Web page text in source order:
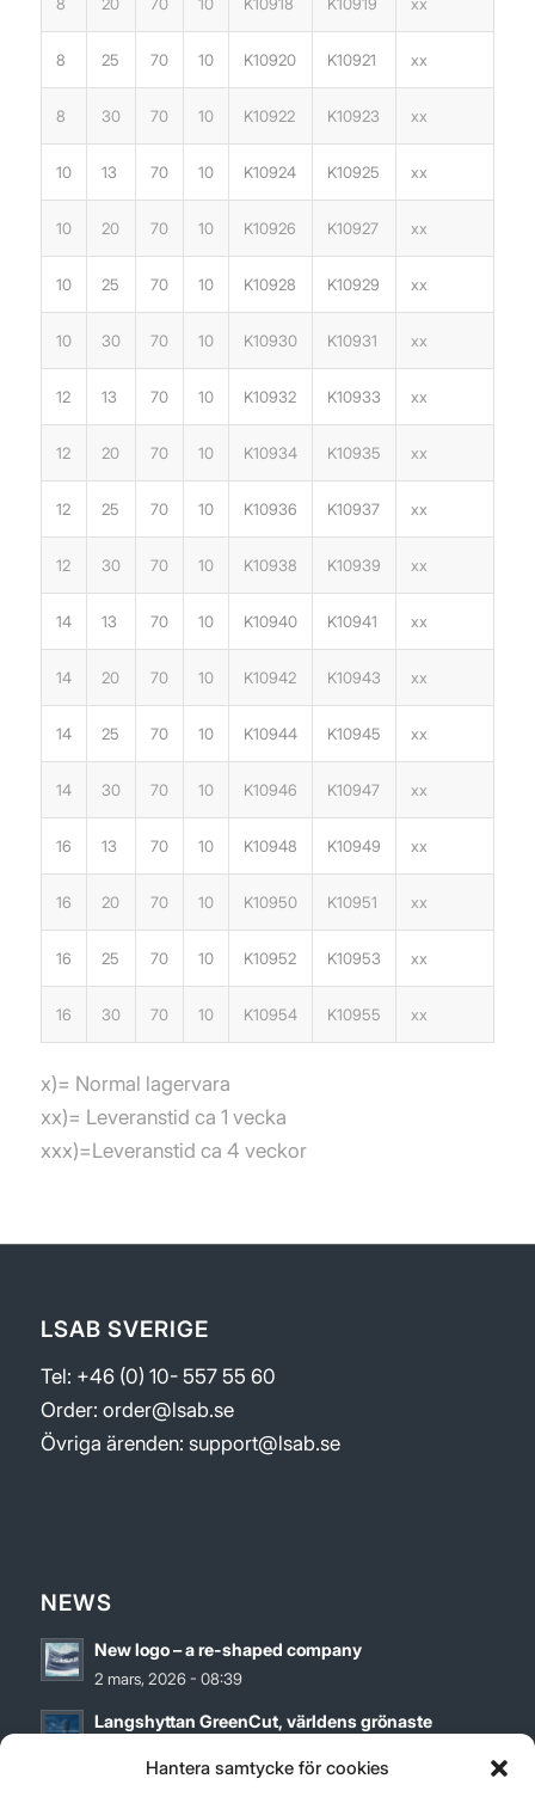
Hantera samtycke för cookies
8 25 70 10 K10920 K10921 xx
8 30 70 10 K10922 K10923 xx
10 13 70 10 K10924 K10925 xx
10 20 70 10 K10926 K10927 xx
10 25 70 10 K10928 K10929 xx
10 30 70 10 K10930 K10931 xx
12 13 70 10 K10932 K10933 xx
12 20 70 10 K10934 K10935 xx
12 25 70 10 K10936 K10937 xx
12 30 70 10 K10938 K10939 xx
14 13 70 10 K10940 K10941 xx
14 20 70 10 K10942 K10943 xx
14 25 70 10 K10944 K10945 xx
14 30 70 10 K10946 K10947 xx
16 13 70 10 K10948 K10949 xx
16 20 70 10 K10950 K10951 xx
16 25 70 10 K10952 K10953 xx
16 30 70 10 K10954 K10955 xx
x)= Normal lagervara
xx)= Leveranstid ca 1 vecka
xxx)=Leveranstid ca 4 veckor
LSAB SVERIGE
Tel: +46 (0) 10- 557 55 60
Order: order@lsab.se
Övriga ärenden: support@lsab.se
NEWS
New logo – a re-shaped company
2 mars, 2026 - 08:39
Langshyttan GreenCut, världens grönaste
27 maj, 2024 - 12:00